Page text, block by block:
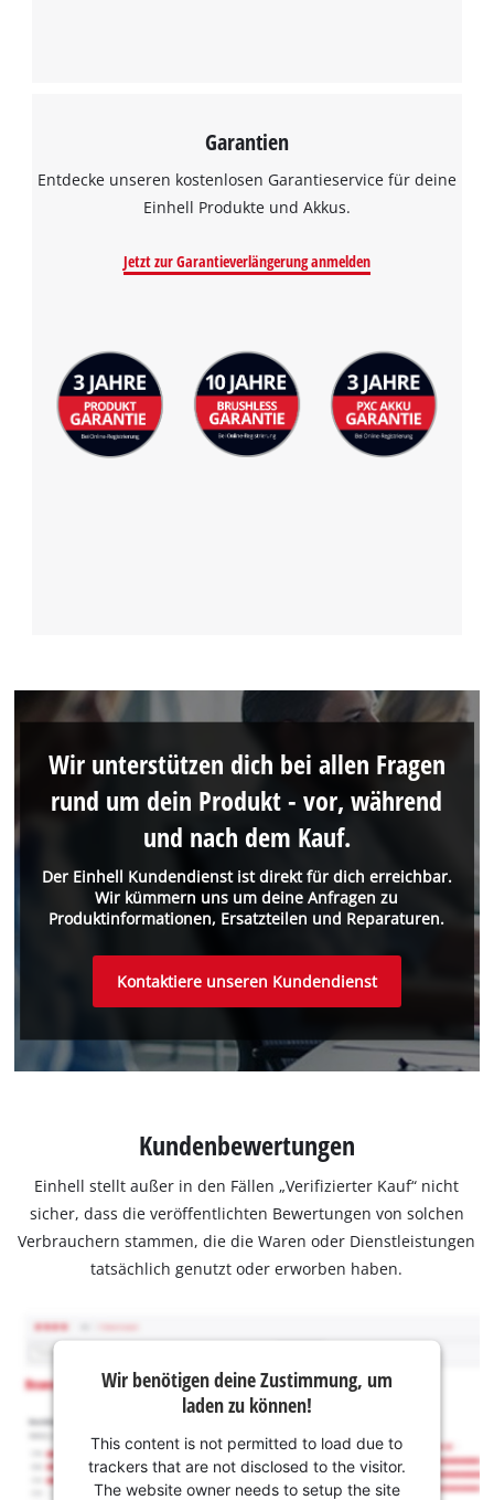
Garantien
Entdecke unseren kostenlosen Garantieservice für deine
Einhell Produkte und Akkus.
Jetzt zur Garantieverlängerung anmelden
Der Einhell Kundendienst ist direkt für dich erreichbar.
Wir kümmern uns um deine Anfragen zu
Produktinformationen, Ersatzteilen und Reparaturen.
Wir unterstützen dich bei allen Fragen
rund um dein Produkt - vor, während
und nach dem Kauf.
Kontaktiere unseren Kundendienst
Kundenbewertungen
Einhell stellt außer in den Fällen „Verifizierter Kauf“ nicht
sicher, dass die veröffentlichten Bewertungen von solchen
Verbrauchern stammen, die die Waren oder Dienstleistungen
tatsächlich genutzt oder erworben haben.
Wir benötigen deine Zustimmung, um
laden zu können!
This content is not permitted to load due to
trackers that are not disclosed to the visitor.
The website owner needs to setup the site